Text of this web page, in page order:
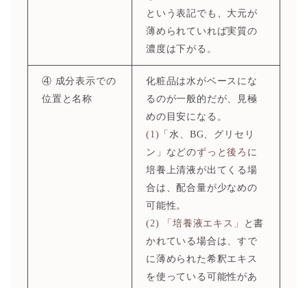
という表記でも、大元が
薄められていれば実質の
濃度は下がる。
④ 成分表示での
位置と名称
化粧品は水がベースにな
るのが一般的だが、見極
めの目安になる。
(1) 「水、BG、グリセリ
ン」などのずっと後ろ に
培養上清液が出てくる場
合は、配合量が少なめの
可能性。
(2)
「培養液エキス」
と書
かれている場合は、すで
に薄められた希釈エキス
を使っている可能性があ